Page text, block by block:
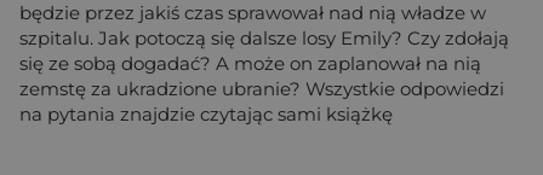
będzie przez jakiś czas sprawował nad nią władze w
szpitalu. Jak potoczą się dalsze losy Emily? Czy zdołają
się ze sobą dogadać? A może on zaplanował na nią
zemstę za ukradzione ubranie? Wszystkie odpowiedzi
na pytania znajdzie czytając sami książkę